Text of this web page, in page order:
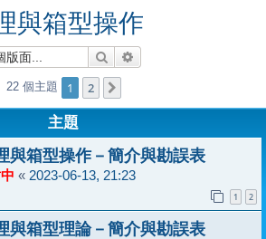
與箱型操作
搜尋
22 個主題 1 2
主題
與箱型操作－簡介與勘誤表
« 2023-06-13, 21:23
1 2
與箱型理論－簡介與勘誤表